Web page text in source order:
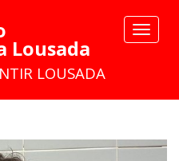
Toggle
Lousada
LOUSADA